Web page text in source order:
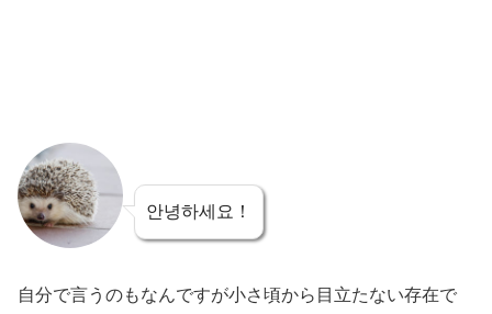
안녕하세요！
自分で言うのもなんですが小さ頃から目立たない存在で